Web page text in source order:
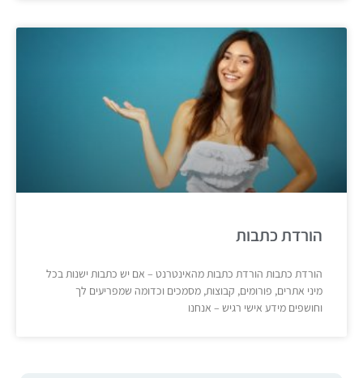
הורדת כתבות
הורדת כתבות הורדת כתבות מהאינטרנט – אם יש כתבות ישנות בכל
מיני אתרים, פורומים, קבוצות, מסמכים וכדומה שמפריעים לך
וחושפים מידע אישי רגיש – אנחנו